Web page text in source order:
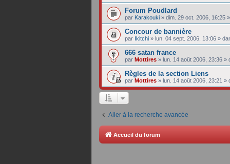
Forum Poudlard
par Karakouki » dim. 29 oct. 2006, 16:25
Concour de bannière
par Ikitchi » lun. 04 sept. 2006, 13:06 »
666 satan france
par Mottires » lun. 14 août 2006, 23:36 »
Règles de la section Liens
par Mottires » lun. 14 août 2006, 23:21 »
Aller à la recherche avancée
Accueil du forum